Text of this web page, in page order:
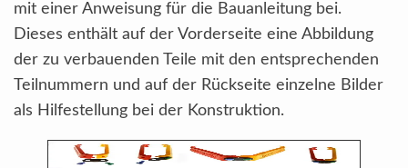
mit einer Anweisung für die Bauanleitung bei.
Dieses enthält auf der Vorderseite eine Abbildung
der zu verbauenden Teile mit den entsprechenden
Teilnummern und auf der Rückseite einzelne Bilder
als Hilfestellung bei der Konstruktion.